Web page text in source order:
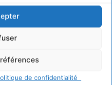
de confidentialité
UN COMMENTAIRE